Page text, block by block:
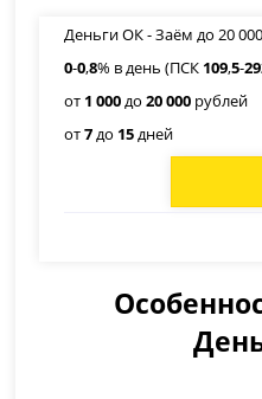
Деньги ОК - Заём до 20
0-0,8% в день (ПСК 109,5-
от 1 000до20 000 рублей
от7до 15дней